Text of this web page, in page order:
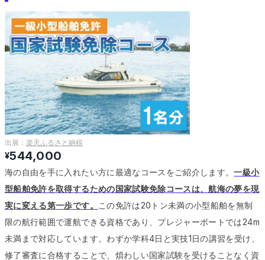
出展： 楽天ふるさと納税
¥544,000
海の自由を手に入れたい方に最適なコースをご紹介します。一級小
型船舶免許を取得するための国家試験免除コースは、航海の夢を現
実に変える第一歩です。
この免許は20トン未満の小型船舶を無制
限の航行範囲で運航できる資格であり、プレジャーボートでは24m
未満まで対応しています。 わずか学科4日と実技1日の講習を受け、
修了審査に合格することで、煩わしい国家試験を受けることなく資